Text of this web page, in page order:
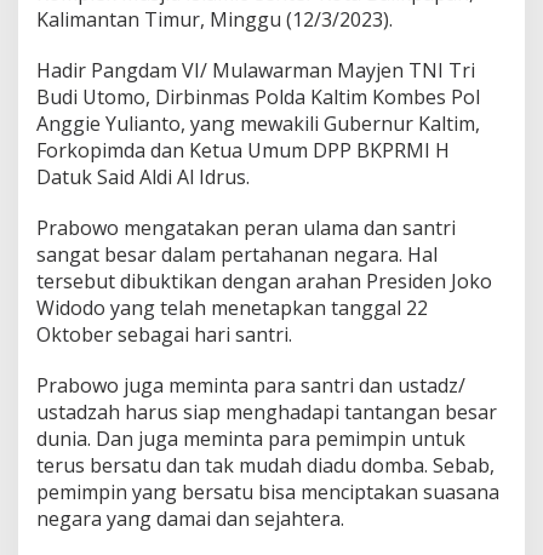
P
a
b
o
w
o
k
o
h
P
e
d
i
S
a
n
t
r
i
Kalimantan Timur, Minggu (12/3/2023).
Hadir Pangdam VI/ Mulawarman Mayjen TNI Tri
Budi Utomo, Dirbinmas Polda Kaltim Kombes Pol
Anggie Yulianto, yang mewakili Gubernur Kaltim,
Forkopimda dan Ketua Umum DPP BKPRMI H
Datuk Said Aldi Al Idrus.
Prabowo mengatakan peran ulama dan santri
sangat besar dalam pertahanan negara. Hal
tersebut dibuktikan dengan arahan Presiden Joko
Widodo yang telah menetapkan tanggal 22
Oktober sebagai hari santri.
Prabowo juga meminta para santri dan ustadz/
ustadzah harus siap menghadapi tantangan besar
dunia. Dan juga meminta para pemimpin untuk
terus bersatu dan tak mudah diadu domba. Sebab,
pemimpin yang bersatu bisa menciptakan suasana
negara yang damai dan sejahtera.